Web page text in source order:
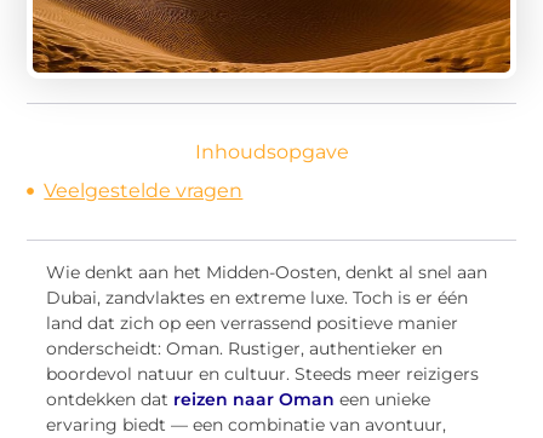
Inhoudsopgave
Veelgestelde vragen
Wie denkt aan het Midden-Oosten, denkt al snel aan
Dubai, zandvlaktes en extreme luxe. Toch is er één
land dat zich op een verrassend positieve manier
onderscheidt: Oman. Rustiger, authentieker en
boordevol natuur en cultuur. Steeds meer reizigers
ontdekken dat reizen naar Oman een unieke
ervaring biedt — een combinatie van avontuur,